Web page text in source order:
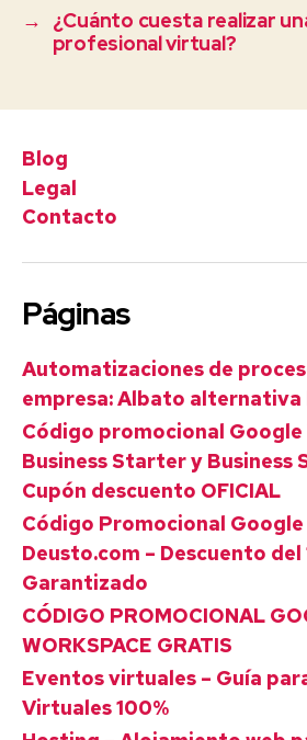
→
¿Cuánto cuesta realizar
profesional virtual?
Blog
Legal
Contacto
Páginas
Automatizaciones de
empresa: Albato
Código promocional Google
Business Starter y Business
Cupón descuento OFICIAL
Código Promocional Google
Deusto.com – Descuento del
Garantizado
CÓDIGO PROMOCIONAL
WORKSPACE GRATIS
Eventos virtuales – Guía
Virtuales 100%